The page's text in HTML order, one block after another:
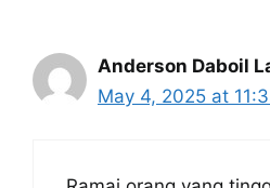
Anderson Daboil
May 4, 2025 at